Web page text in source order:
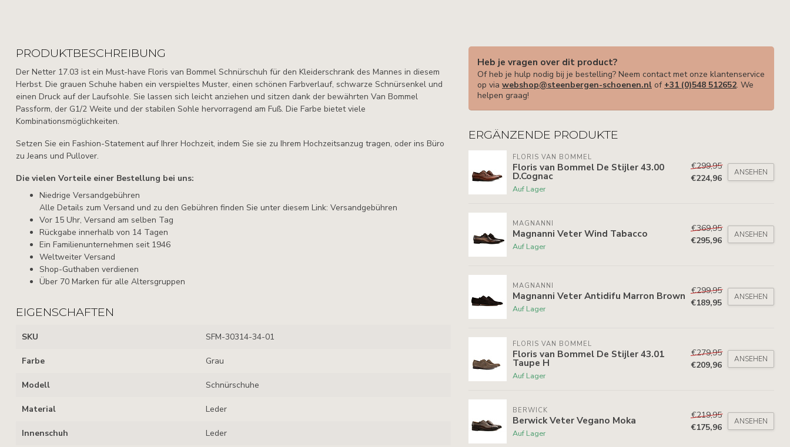
PRODUKTBESCHREIBUNG
Der Netter 17.03 ist ein Must-have Floris van Bommel Schnürschuh für den Kleiderschrank des Mannes in diesem
Herbst. Die grauen Schuhe haben ein verspieltes Muster, einen schönen Farbverlauf, schwarze Schnürsenkel und
einen Druck auf der Laufsohle. Sie lassen sich leicht anziehen und sitzen dank der bewährten Van Bommel
Passform, der G1/2 Weite und der stabilen Sohle hervorragend am Fuß. Die Farbe bietet viele
Kombinationsmöglichkeiten.
Setzen Sie ein Fashion-Statement auf Ihrer Hochzeit, indem Sie sie zu Ihrem Hochzeitsanzug tragen, oder ins Büro
zu Jeans und Pullover.
Die vielen Vorteile einer Bestellung bei uns:
Niedrige Versandgebühren
Alle Details zum Versand und zu den Gebühren finden Sie unter diesem Link: Versandgebühren
Vor 15 Uhr, Versand am selben Tag
Rückgabe innerhalb von 14 Tagen
Ein Familienunternehmen seit 1946
Weltweiter Versand
Shop-Guthaben verdienen
Über 70 Marken für alle Altersgruppen
EIGENSCHAFTEN
SKU SFM-30314-34-01
Farbe Grau
Modell Schnürschuhe
Material Leder
Innenschuh Leder
Heb je vragen over dit product?
Of heb je hulp nodig bij je bestelling? Neem contact met onze klantenservice
op via webshop@steenbergen-schoenen.nl of +31 (0)548 512652. We
helpen graag!
ERGÄNZENDE PRODUKTE
FLORIS VAN BOMMEL
Floris van Bommel De Stijler 43.00
D.Cognac
Auf Lager
€299,95
€224,96
ANSEHEN
MAGNANNI
Magnanni Veter Wind Tabacco
Auf Lager
€369,95
€295,96
ANSEHEN
MAGNANNI
Magnanni Veter Antidifu Marron Brown
Auf Lager
€299,95
€189,95
ANSEHEN
FLORIS VAN BOMMEL
Floris van Bommel De Stijler 43.01
Taupe H
Auf Lager
€279,95
€209,96
ANSEHEN
BERWICK
Berwick Veter Vegano Moka
Auf Lager
€219,95
€175,96
ANSEHEN